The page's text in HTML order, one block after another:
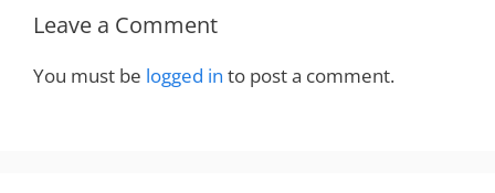
Leave a Comment
You must be logged in to post a comment.